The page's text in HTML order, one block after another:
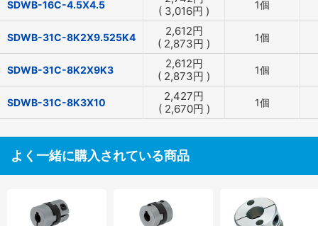
SDWB-16C-4.5X4.5
( 3,016円 ) 1個
SDWB-31C-8K2X9.525K4 2,612円
( 2,873円 ) 1個
SDWB-31C-8K2X9K3 2,612円
( 2,873円 ) 1個
SDWB-31C-8K3X10 2,427円
( 2,670円 ) 1個
よく一緒に購入されている商品